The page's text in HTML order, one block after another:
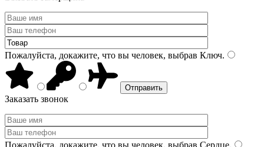
Пожалуйста, докажите, что вы человек, выбрав Ключ.
Заказать звонок
Пожалуйста, докажите, что вы человек, выбрав Сердце.